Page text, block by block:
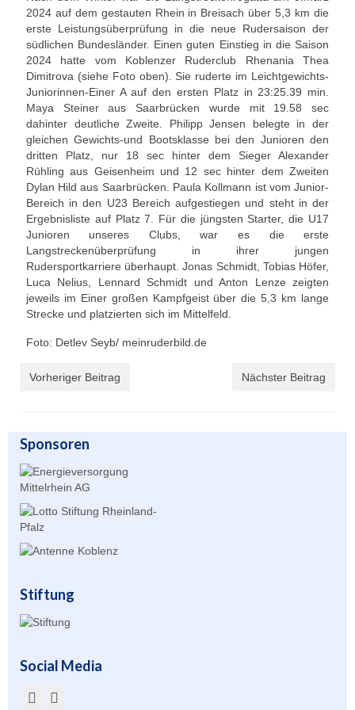
Unser Angebot
Leistungssport
Masters Rudern
Drachenboot
Jugendrudern
Allgemeiner Ruderbetrieb/ Wanderrudern
Fitness/Gymnastik/Seniorensport
Herzsport
Volleyball
Unser Bootshaus
Bootshaus Galerie
Übernachtung
Stiftung
Kontakt
Mitgliederbereich
Account anlegen für Mitglieder
2024 auf dem gestauten Rhein in Breisach über 5,3 km die
erste Leistungsüberprüfung in die neue Rudersaison der
südlichen Bundesländer. Einen guten Einstieg in die Saison
2024 hatte vom Koblenzer Ruderclub Rhenania Thea
Dimitrova (siehe Foto oben). Sie ruderte im Leichtgewichts-
Juniorinnen-Einer A auf den ersten Platz in 23:25.39 min.
Maya Steiner aus Saarbrücken wurde mit 19.58 sec
dahinter deutliche Zweite. Philipp Jensen belegte in der
gleichen Gewichts-und Bootsklasse bei den Junioren den
dritten Platz, nur 18 sec hinter dem Sieger Alexander
Rühling aus Geisenheim und 12 sec hinter dem Zweiten
Dylan Hild aus Saarbrücken. Paula Kollmann ist vom Junior-
Bereich in den U23 Bereich aufgestiegen und steht in der
Ergebnisliste auf Platz 7. Für die jüngsten Starter, die U17
Junioren unseres Clubs, war es die erste
Langstreckenüberprüfung in ihrer jungen
Rudersportkarriere überhaupt. Jonas Schmidt, Tobias Höfer,
Luca Nelius, Lennard Schmidt und Anton Lenze zeigten
jeweils im Einer großen Kampfgeist über die 5,3 km lange
Strecke und platzierten sich im Mittelfeld.
Foto: Detlev Seyb/ meinruderbild.de
Vorheriger Beitrag Nächster Beitrag
Sponsoren
Stiftung
Social Media